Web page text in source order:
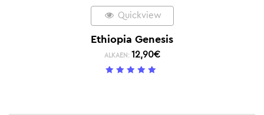
Quickview
Ethiopia Genesis
ALKAEN: 12,90€